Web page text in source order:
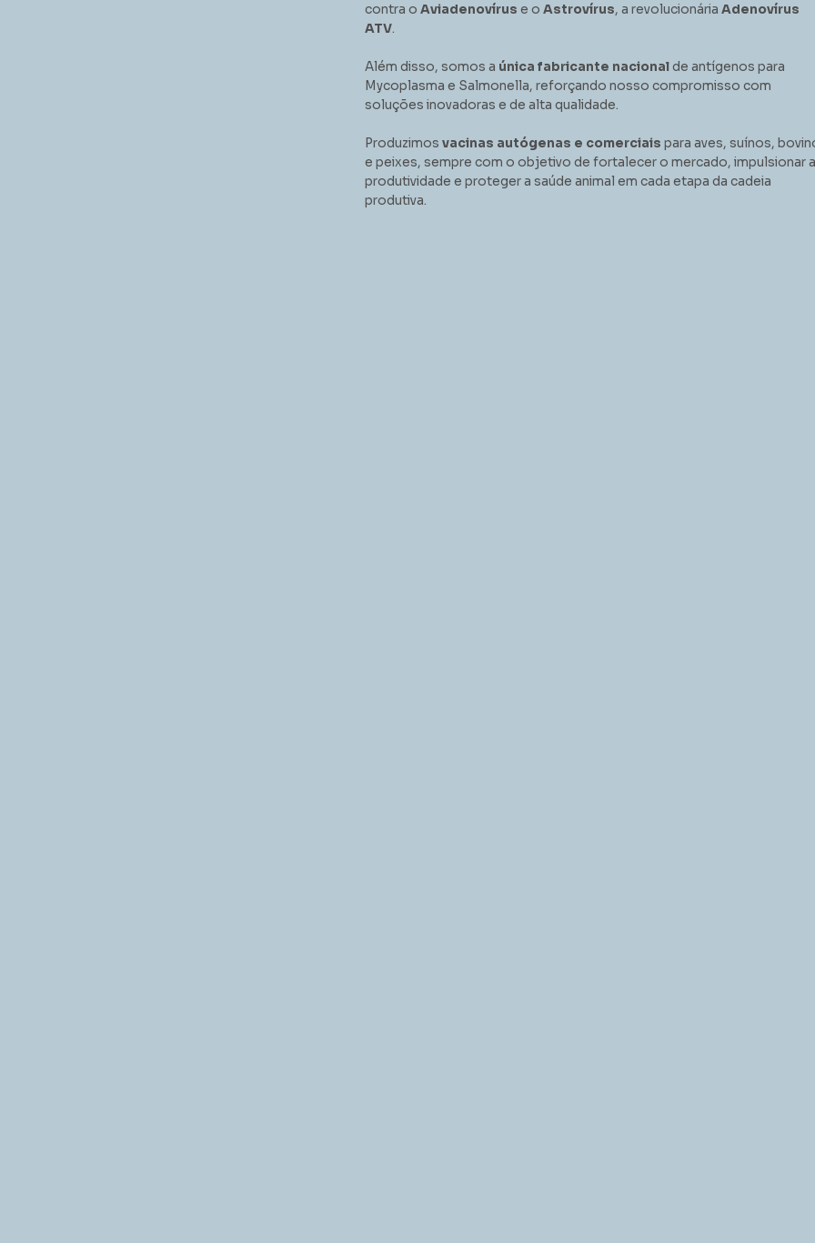
contra o Aviadenovírus e o Astrovírus, a revolucionária Adenovírus
ATV.
Além disso, somos a única fabricante nacionalde antígenos para
Mycoplasma e Salmonella, reforçando nosso compromisso com
soluções inovadoras e de alta qualidade.
Produzimos vacinas autógenas e comerciais para aves, suínos,
e peixes, sempre com o objetivo de fortalecer o mercado, impulsionar a
produtividade e proteger a saúde animal em cada etapa da cadeia
produtiva.